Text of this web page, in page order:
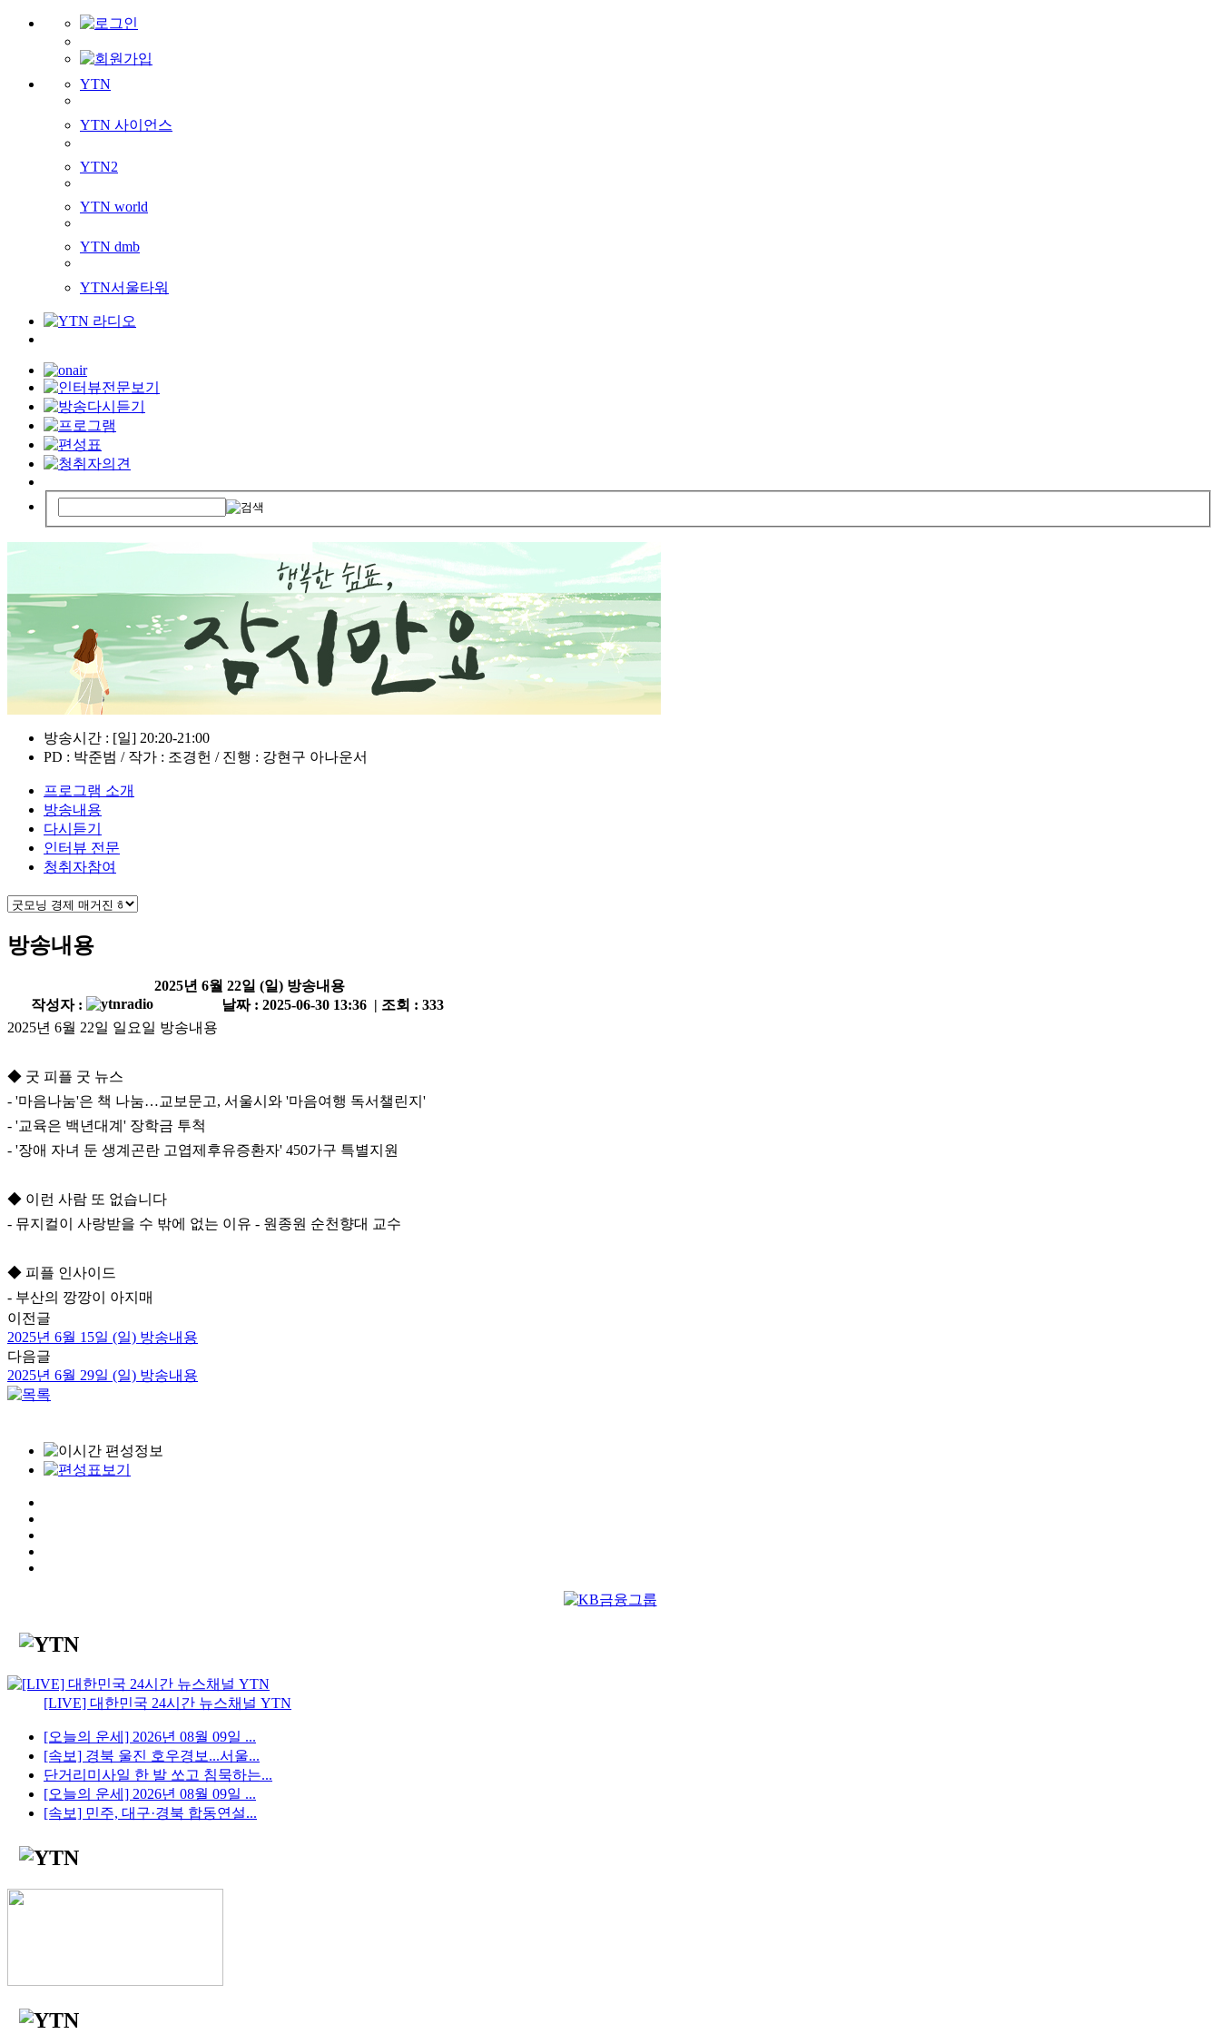
YTN
YTN 사이언스
YTN2
YTN world
YTN dmb
YTN서울타워
방송시간 : [일] 20:20-21:00
PD : 박준범 / 작가 : 조경헌 / 진행 : 강현구 아나운서
프로그램 소개
방송내용
다시듣기
인터뷰 전문
청취자참여
방송내용
2025년 6월 22일 (일) 방송내용
작성자 :
날짜 : 2025-06-30 13:36 | 조회 : 333
2025년 6월 22일 일요일 방송내용
◆ 굿 피플 굿 뉴스
- '마음나눔'은 책 나눔…교보문고, 서울시와 '마음여행 독서챌린지'
- '교육은 백년대계' 장학금 투척
- '장애 자녀 둔 생계곤란 고엽제후유증환자' 450가구 특별지원
◆ 이런 사람 또 없습니다
- 뮤지컬이 사랑받을 수 밖에 없는 이유 - 원종원 순천향대 교수
◆ 피플 인사이드
- 부산의 깡깡이 아지매
이전글
2025년 6월 15일 (일) 방송내용
다음글
2025년 6월 29일 (일) 방송내용
[LIVE] 대한민국 24시간 뉴스채널 YTN
[오늘의 운세] 2026년 08월 09일 ...
[속보] 경북 울진 호우경보...서울...
단거리미사일 한 발 쏘고 침묵하는...
[오늘의 운세] 2026년 08월 09일 ...
[속보] 민주, 대구·경북 합동연설...